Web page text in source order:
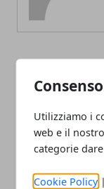
Utilizziamo i
web e il
categorie
Cookie Policy |